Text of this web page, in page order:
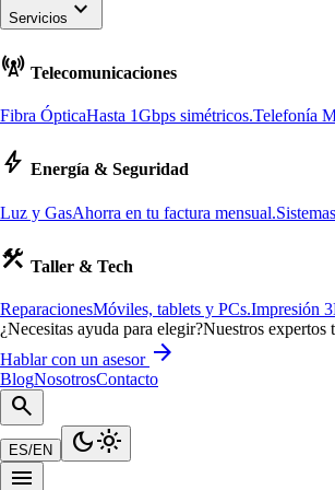
Servicios keyboard_arrow_down
cell_tower Telecomunicaciones
Fibra ÓpticaHasta 1Gbps simétricos.Telefonía
bolt Energía & Seguridad
Luz y GasAhorra en tu factura mensual.
construction Taller & Tech
ReparacionesMóviles, tablets y PCs.Impresión
¿Necesitas ayuda para elegir?Nuestros expertos
Hablar con un asesor arrow_forward
BlogNosotrosContacto
search
ES/EN dark_modelight_mode
menu